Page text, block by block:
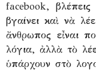
facebook,
βγαίνει καὶ νὰ
ἄνθρωπος εἶναι
λόγια, ἀλλὰ τὸ
ὑπάρχουν στὸ